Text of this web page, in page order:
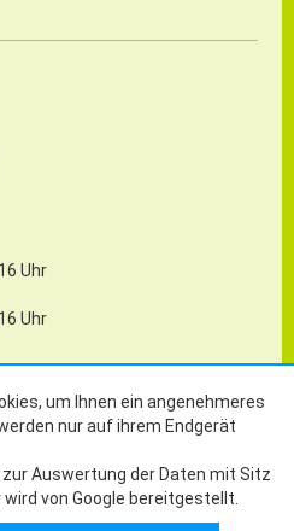
Uhr
Uhr
Datenschutz
Presse
Social Media
um Ihnen ein angenehmeres
nur auf ihrem Endgerät
Auswertung der Daten mit Sitz
von Google bereitgestellt.